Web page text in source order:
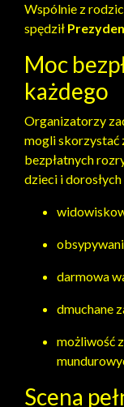
Wspólnie z
spędził
Moc
każdego
Organizatorzy
mogli skorzystać
bezpłatnych
dzieci i dorosłych
darmowa
dmuchane
możliwość
Scena